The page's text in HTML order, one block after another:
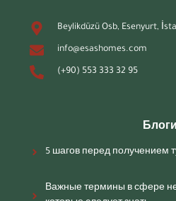
Beylikdüzü Osb, Esenyurt,
info@esashomes.com
(+90) 553 333 32 95
Блоги
5 шагов перед получением
Важные термины в сфере